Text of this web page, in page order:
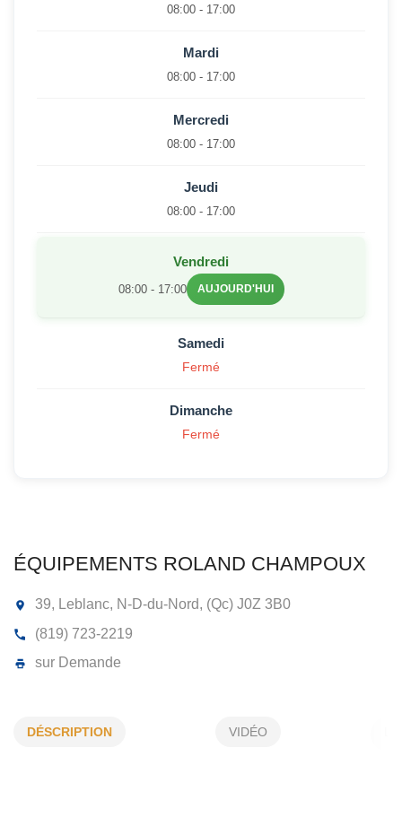
DÉSCRIPTION VIDÉO
08:00 - 17:00
Mardi
08:00 - 17:00
Mercredi
08:00 - 17:00
Jeudi
08:00 - 17:00
Vendredi
08:00 - 17:00 AUJOURD'HUI
Samedi
Fermé
Dimanche
Fermé